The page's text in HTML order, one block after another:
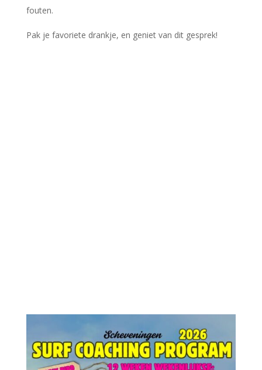
fouten.
Pak je favoriete drankje, en geniet van dit gesprek!